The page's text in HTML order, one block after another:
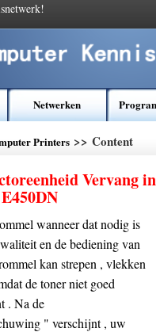
Netwerken
Printers >> Content
Vervang in
wanneer dat nodig is
en de bediening van
kan strepen , vlekken
de toner niet goed
. Na de
" verschijnt , uw